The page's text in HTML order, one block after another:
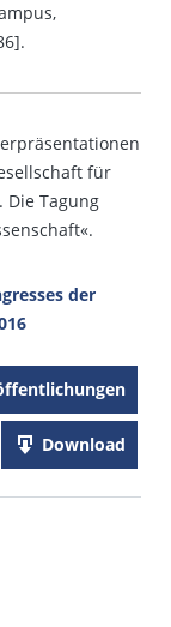
für
Die Tagung
der
Download